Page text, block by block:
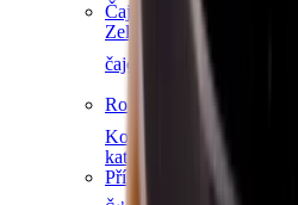
Čaje
Zelené čaje
Černé čaje
čaje
Další kategorie
Rostlinné nápoje
Kombucha
kategorie
Přírodní vody a šťávy